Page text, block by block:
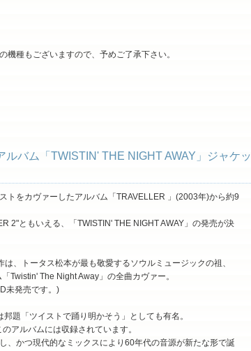
種もございますので、予めご了承下さい。
バム「TWISTIN' THE NIGHT AWAY」ジャケッ
トをカヴァーしたアルバム「TRAVELLER 」(2003年)から約9
2"ともいえる、「TWISTIN' THE NIGHT AWAY」の発売が決
は、トータス松本が最も敬愛するソウルミュージックの祖、
Twistin' The Night Away」の全曲カヴァー。
未発売です。)
題「ツイストで踊り明かそう」としても有名。
アルバムには収録されています。
、かつ現代的なミックスにより60年代の音源が新たな形で誕